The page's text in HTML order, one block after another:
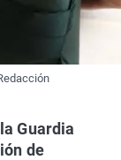
Guardia
de